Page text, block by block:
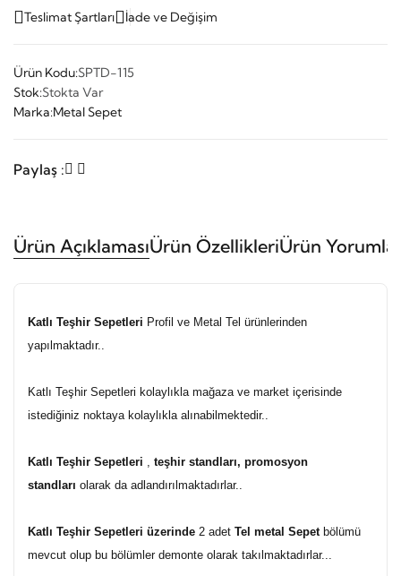
Teslimat Şartları İade ve Değişim
Ürün Kodu:SPTD-115
Stok:Stokta Var
Marka:Metal Sepet
Paylaş :
Ürün AçıklamasıÜrün ÖzellikleriÜrün
Katlı Teşhir Sepetleri Profil ve Metal Tel ürünlerinden
yapılmaktadır..
Katlı Teşhir Sepetleri kolaylıkla mağaza ve market içerisinde
istediğiniz noktaya kolaylıkla alınabilmektedir..
Katlı Teşhir Sepetleri , teşhir standları, promosyon
standları olarak da adlandırılmaktadırlar..
Katlı Teşhir Sepetleri üzerinde 2 adet Tel metal Sepetbölümü
mevcut olup bu bölümler demonte olarak takılmaktadırlar...